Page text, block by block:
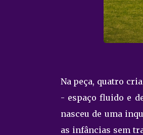
Na peça, quatro
- espaço fluido e
nasceu de uma
as infâncias sem